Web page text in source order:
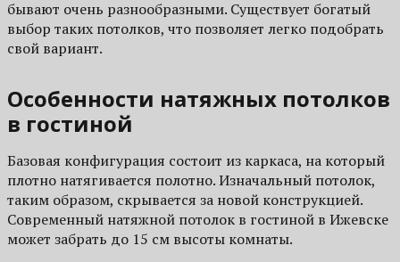
бывают очень разнообразными. Существует богатый
выбор таких потолков, что позволяет легко подобрать
свой вариант.
Особенности натяжных потолков
в гостиной
Базовая конфигурация состоит из каркаса, на который
плотно натягивается полотно. Изначальный потолок,
таким образом, скрывается за новой конструкцией.
Современный натяжной потолок в гостиной в Ижевске
может забрать до 15 см высоты комнаты.